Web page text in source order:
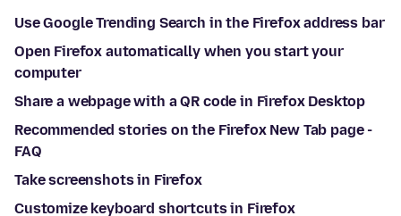
Use Google Trending Search in the Firefox address bar
Open Firefox automatically when you start your
computer
Share a webpage with a QR code in Firefox Desktop
Recommended stories on the Firefox New Tab page -
FAQ
Take screenshots in Firefox
Customize keyboard shortcuts in Firefox